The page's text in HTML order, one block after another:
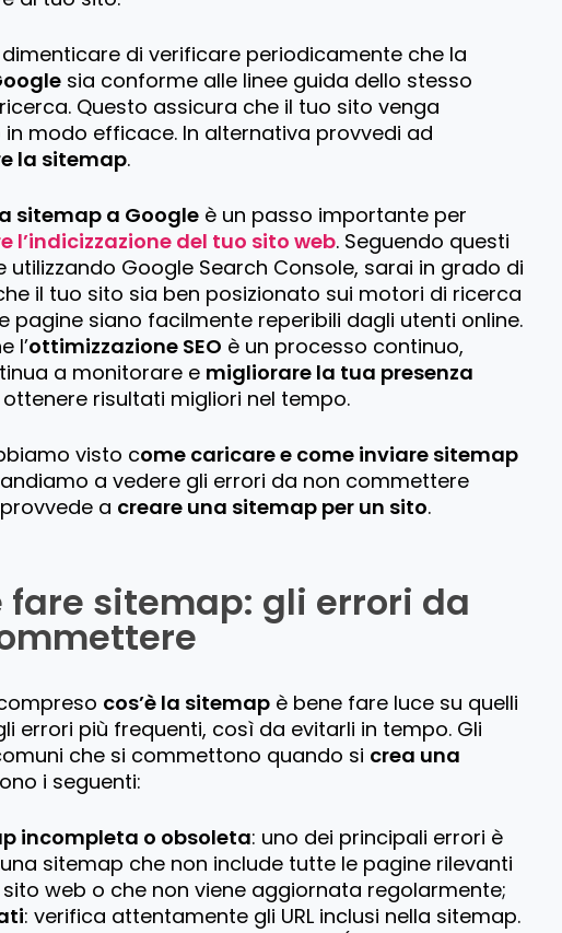
dimenticare di verificare periodicamente che la
sia conforme alle linee guida dello stesso
Questo assicura che il tuo sito venga
in modo efficace. In alternativa provvedi ad
la sitemap.
sitemap a Google è un passo importante per
l’indicizzazione del tuo sito web. Seguendo questi
utilizzando Google Search Console, sarai in grado di
il tuo sito sia ben posizionato sui motori di ricerca
pagine siano facilmente reperibili dagli utenti online.
l’ottimizzazione SEO è un processo continuo,
a monitorare e migliorare la tua presenza
risultati migliori nel tempo.
visto come caricare e come inviare sitemap
a vedere gli errori da non commettere
a creare una sitemap per un sito.
fare sitemap: gli errori da
cos’è la sitemap è bene fare luce su quelli
errori più frequenti, così da evitarli in tempo. Gli
che si commettono quando si crea una
i seguenti:
incompleta o obsoleta: uno dei principali errori è
sitemap che non include tutte le pagine rilevanti
web o che non viene aggiornata regolarmente;
: verifica attentamente gli URL inclusi nella sitemap.